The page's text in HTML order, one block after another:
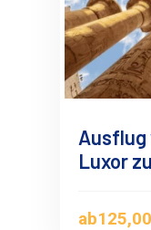
Ausflug
Luxor
ab